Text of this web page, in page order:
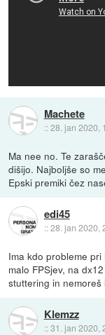
Machete
::28. jan 2020,
Ma nee no. Te
dišijo. Najboljše so
Epski premiki čez
edi45
::28. jan 2020,
Ima kdo probleme
malo FPSjev, na
stuttering in nemoreš
Klemzz
::31. jan 2020,